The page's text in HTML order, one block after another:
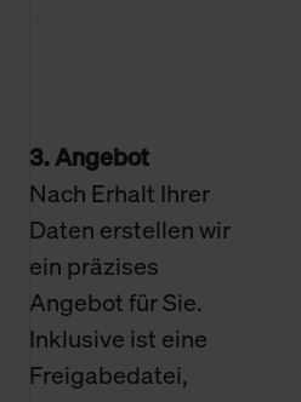
3. Angebot
Nach Erhalt Ihrer
Daten erstellen wir
ein präzises
Angebot für Sie.
Inklusive ist eine
Freigabedatei,